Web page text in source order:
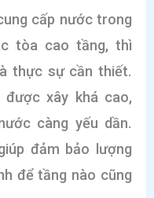
cấp nước trong
tòa cao tầng, thì
thực sự cần thiết.
xây khá cao,
càng yếu dần.
đảm bảo lượng
để tầng nào cũng